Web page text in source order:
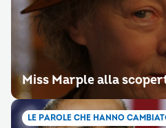
Miss Marple alla
LE PAROLE CHE HANNO